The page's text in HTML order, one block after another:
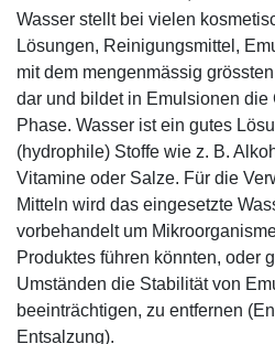
Wasser stellt bei vielen
Lösungen, Reinigungsmittel,
mit dem mengenmässig
dar und bildet in Emulsionen die
Phase. Wasser ist ein gutes
(hydrophile) Stoffe wie z. B.
Vitamine oder Salze. Für die
Mitteln wird das eingesetzte
vorbehandelt um
Produktes führen könnten, oder
Umständen die Stabilität von
beeinträchtigen, zu entfernen
Entsalzung).